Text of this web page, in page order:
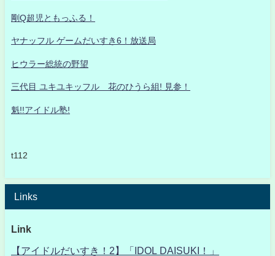
剛Q超児ともっふる！
ヤナッフル ゲームだいすき6！放送局
ヒウラー総統の野望
三代目 ユキユキッフル 花のひうら組! 見参！
魁!!アイドル塾!
t112
Links
Link
【アイドルだいすき！2】「IDOL DAISUKI！」